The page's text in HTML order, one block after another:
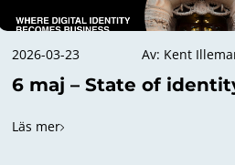
2026-03-23 Av: Kent
6 maj – State of
Läs mer